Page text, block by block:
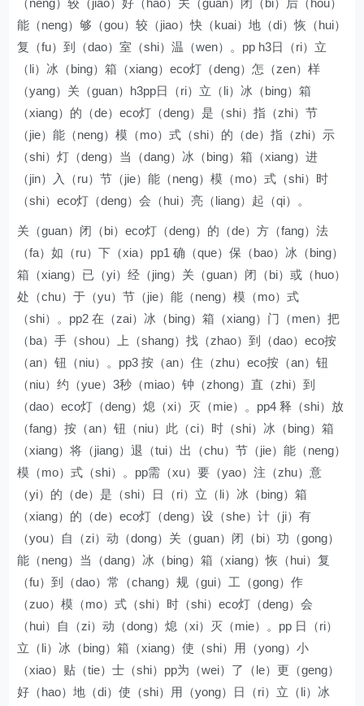
（neng）较（jiao）好（hao）关（guan）闭（bi）后（hou）
能（neng）够（gou）较（jiao）快（kuai）地（di）恢（hui）
复（fu）到（dao）室（shi）温（wen）。pp h3日（ri）立
（li）冰（bing）箱（xiang）eco灯（deng）怎（zen）样
（yang）关（guan）h3pp日（ri）立（li）冰（bing）箱
（xiang）的（de）eco灯（deng）是（shi）指（zhi）节
（jie）能（neng）模（mo）式（shi）的（de）指（zhi）示
（shi）灯（deng）当（dang）冰（bing）箱（xiang）进
（jin）入（ru）节（jie）能（neng）模（mo）式（shi）时
（shi）eco灯（deng）会（hui）亮（liang）起（qi）。
关（guan）闭（bi）eco灯（deng）的（de）方（fang）法
（fa）如（ru）下（xia）pp1 确（que）保（bao）冰（bing）
箱（xiang）已（yi）经（jing）关（guan）闭（bi）或（huo）
处（chu）于（yu）节（jie）能（neng）模（mo）式
（shi）。pp2 在（zai）冰（bing）箱（xiang）门（men）把
（ba）手（shou）上（shang）找（zhao）到（dao）eco按
（an）钮（niu）。pp3 按（an）住（zhu）eco按（an）钮
（niu）约（yue）3秒（miao）钟（zhong）直（zhi）到
（dao）eco灯（deng）熄（xi）灭（mie）。pp4 释（shi）放
（fang）按（an）钮（niu）此（ci）时（shi）冰（bing）箱
（xiang）将（jiang）退（tui）出（chu）节（jie）能（neng）
模（mo）式（shi）。pp需（xu）要（yao）注（zhu）意
（yi）的（de）是（shi）日（ri）立（li）冰（bing）箱
（xiang）的（de）eco灯（deng）设（she）计（ji）有
（you）自（zi）动（dong）关（guan）闭（bi）功（gong）
能（neng）当（dang）冰（bing）箱（xiang）恢（hui）复
（fu）到（dao）常（chang）规（gui）工（gong）作
（zuo）模（mo）式（shi）时（shi）eco灯（deng）会
（hui）自（zi）动（dong）熄（xi）灭（mie）。pp 日（ri）
立（li）冰（bing）箱（xiang）使（shi）用（yong）小
（xiao）贴（tie）士（shi）pp为（wei）了（le）更（geng）
好（hao）地（di）使（shi）用（yong）日（ri）立（li）冰